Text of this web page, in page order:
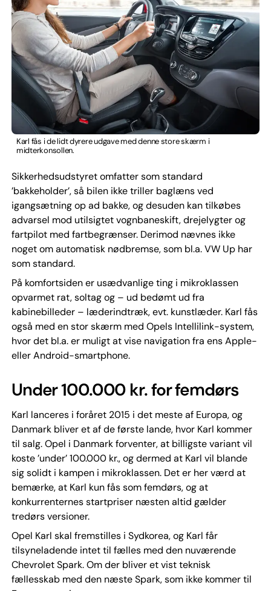
Karl fås i de lidt dyrere udgave med denne store skærm i
midterkonsollen.
Sikkerhedsudstyret omfatter som standard
’bakkeholder’, så bilen ikke triller baglæns ved
igangsætning op ad bakke, og desuden kan tilkøbes
advarsel mod utilsigtet vognbaneskift, drejelygter og
fartpilot med fartbegrænser. Derimod nævnes ikke
noget om automatisk nødbremse, som bl.a. VW Up har
som standard.
På komfortsiden er usædvanlige ting i mikroklassen
opvarmet rat, soltag og – ud bedømt ud fra
kabinebilleder – læderindtræk, evt. kunstlæder. Karl fås
også med en stor skærm med Opels Intellilink-system,
hvor det bl.a. er muligt at vise navigation fra ens Apple-
eller Android-smartphone.
Under 100.000 kr. for femdørs
Karl lanceres i foråret 2015 i det meste af Europa, og
Danmark bliver et af de første lande, hvor Karl kommer
til salg. Opel i Danmark forventer, at billigste variant vil
koste ’under’ 100.000 kr., og dermed at Karl vil blande
sig solidt i kampen i mikroklassen. Det er her værd at
bemærke, at Karl kun fås som femdørs, og at
konkurrenternes startpriser næsten altid gælder
tredørs versioner.
Opel Karl skal fremstilles i Sydkorea, og Karl får
tilsyneladende intet til fælles med den nuværende
Chevrolet Spark. Om der bliver et vist teknisk
fællesskab med den næste Spark, som ikke kommer til